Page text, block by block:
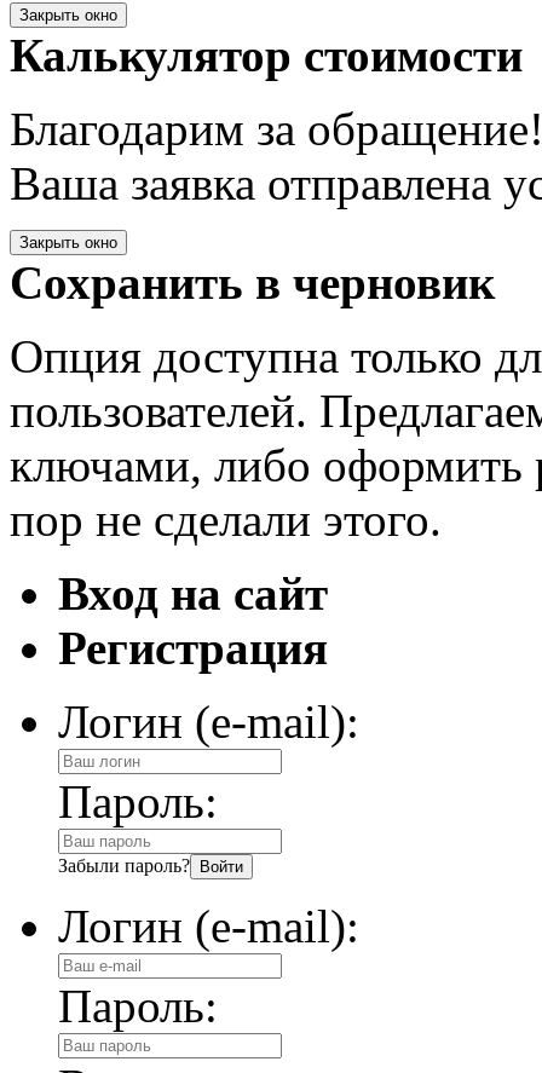
Закрыть окно
Калькулятор стоимости
Благодарим за
Ваша заявка отправлена
Закрыть окно
Сохранить в черновик
Опция доступна только
пользователей.
ключами, либо оформить
пор не сделали этого.
Вход на сайт
Регистрация
Логин (e-mail):
Пароль:
Забыли пароль?
Логин (e-mail):
Пароль: